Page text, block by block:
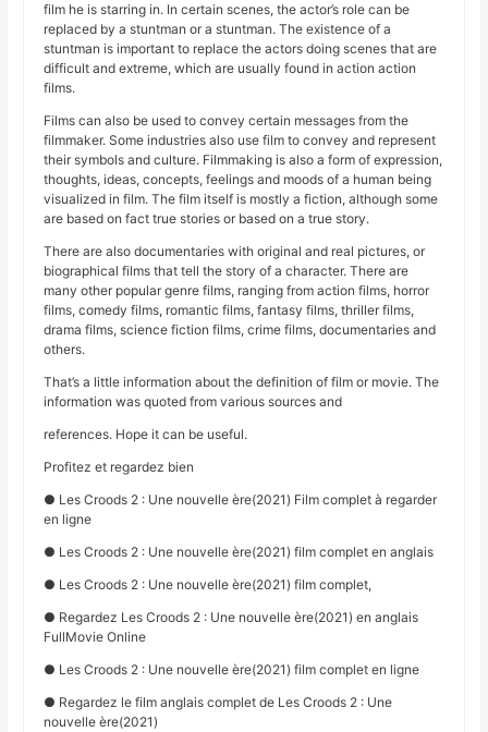
film he is starring in. In certain scenes, the actor’s role can be
replaced by a stuntman or a stuntman. The existence of a
stuntman is important to replace the actors doing scenes that are
difficult and extreme, which are usually found in action action
films.
Films can also be used to convey certain messages from the
filmmaker. Some industries also use film to convey and represent
their symbols and culture. Filmmaking is also a form of expression,
thoughts, ideas, concepts, feelings and moods of a human being
visualized in film. The film itself is mostly a fiction, although some
are based on fact true stories or based on a true story.
There are also documentaries with original and real pictures, or
biographical films that tell the story of a character. There are
many other popular genre films, ranging from action films, horror
films, comedy films, romantic films, fantasy films, thriller films,
drama films, science fiction films, crime films, documentaries and
others.
That’s a little information about the definition of film or movie. The
information was quoted from various sources and
references. Hope it can be useful.
Profitez et regardez bien
● Les Croods 2 : Une nouvelle ère(2021) Film complet à regarder
en ligne
● Les Croods 2 : Une nouvelle ère(2021) film complet en anglais
● Les Croods 2 : Une nouvelle ère(2021) film complet,
● Regardez Les Croods 2 : Une nouvelle ère(2021) en anglais
FullMovie Online
● Les Croods 2 : Une nouvelle ère(2021) film complet en ligne
● Regardez le film anglais complet de Les Croods 2 : Une
nouvelle ère(2021)